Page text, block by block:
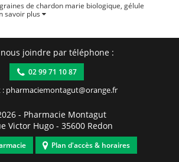
de chardon marie biologique, gélule
savoir plus
joindre par téléphone :
02 99 71 10 87
: pharmaciemontagut@orange.fr
- Pharmacie Montagut
Victor Hugo - 35600 Redon
Plan d'accès & horaires